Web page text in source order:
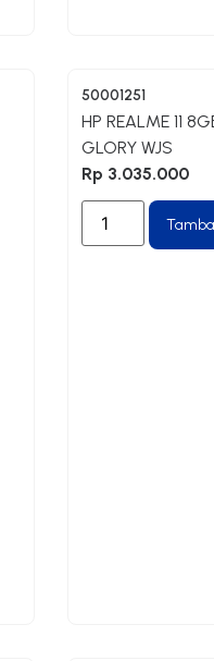
50001251
HP REALME 11
GLORY WJS
Rp 3.035.000